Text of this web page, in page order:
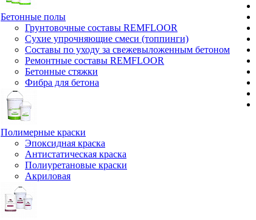
Бетонные полы
Грунтовочные составы REMFLOOR
Сухие упрочняющие смеси (топпинги)
Составы по уходу за свежевыложенным бетоном
Ремонтные составы REMFLOOR
Бетонные стяжки
Фибра для бетона
Полимерные краски
Эпоксидная краска
Антистатическая краска
Полиуретановые краски
Акриловая